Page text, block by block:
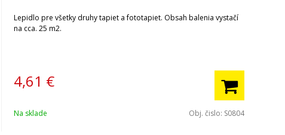
Lepidlo pre všetky druhy tapiet a fototapiet. Obsah balenia vystačí
na cca. 25 m2.
4,61 €
Na sklade Obj. čislo: S0804